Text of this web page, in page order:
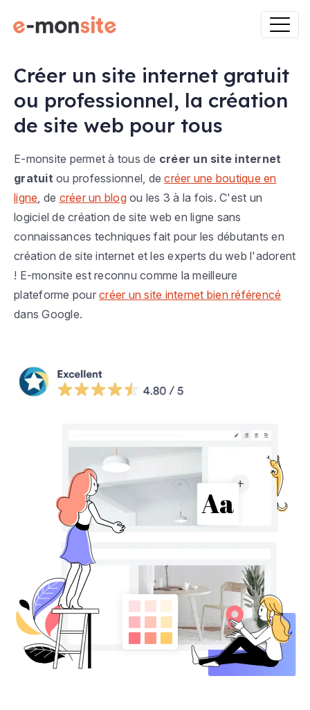
Créer un site internet gratuit
ou professionnel, la création
de site web pour tous
E-monsite permet à tous de créer un site internet
gratuit ou professionnel, decréer une boutique en
ligne , de créer un blogou les 3 à la fois. C'est un
logiciel de création de site web en ligne sans
connaissances techniques fait pour les débutants en
création de site internet et les experts du web l'adorent
! E-monsite est reconnu comme la meilleure
plateforme pour créer un site internet bien référencé
dans Google.